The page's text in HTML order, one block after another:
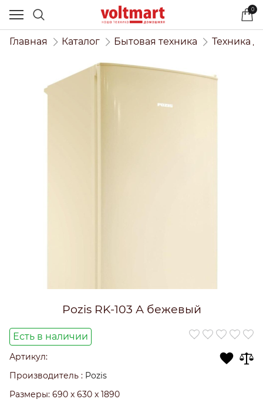
0
Главная Каталог Бытовая техника Техника
Pozis RK-103 А бежевый
Есть в наличии
Артикул:
Производитель : Pozis
Размеры: 690 x 630 x 1890